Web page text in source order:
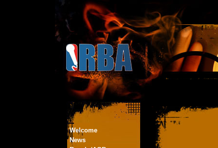
Welcome
News